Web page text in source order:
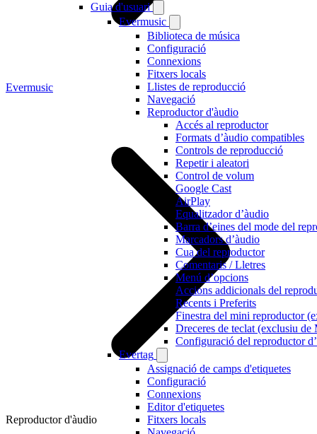
Guia d'usuari
Evermusic
Biblioteca de música
Configuració
Connexions
Fitxers locals
Llistes de reproducció
Navegació
Reproductor d'àudio
Accés al reproductor
Formats d’àudio compatibles
Controls de reproducció
Repetir i aleatori
Control de volum
Google Cast
AirPlay
Equalitzador d’àudio
Barra d’eines del mode del
Marcadors d’àudio
Cua del reproductor
Comentaris / Lletres
Menú d’opcions
Accions addicionals del
Recents i Preferits
Finestra del mini reproductor
Dreceres de teclat (exclusiu de
Configuració del reproductor
Evertag
Assignació de camps d'etiquetes
Configuració
Connexions
Editor d'etiquetes
Fitxers locals
Evermusic
Reproductor d'àudio